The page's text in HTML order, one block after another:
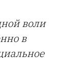
воли
в